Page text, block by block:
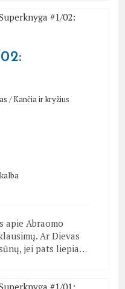
/Kančia ir kryžius
apie Abraomo
Ar Dievas
jei pats liepia…